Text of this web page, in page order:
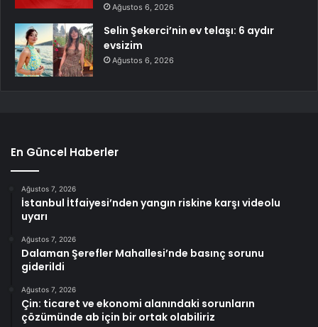
Ağustos 6, 2026
Selin Şekerci’nin ev telaşı: 6 aydır
evsizim
Ağustos 6, 2026
En Güncel Haberler
Ağustos 7, 2026
İstanbul İtfaiyesi’nden yangın riskine karşı videolu
uyarı
Ağustos 7, 2026
Dalaman Şerefler Mahallesi’nde basınç sorunu
giderildi
Ağustos 7, 2026
Çin: ticaret ve ekonomi alanındaki sorunların
çözümünde ab için bir ortak olabiliriz